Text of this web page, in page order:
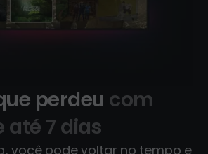
perdeu com
até 7 dias
você pode voltar no tempo e